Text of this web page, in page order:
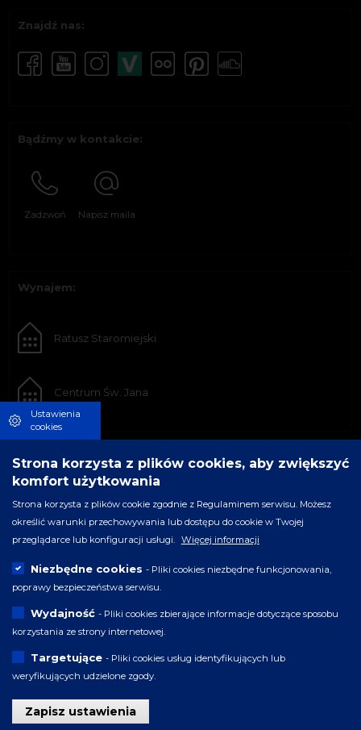
Znajdź nas:
Bądźmy w kontakcie:
Zadzwoń Napisz maila
Wynajem:
Ratusz Staromiejski
Centrum Św. Jana
Ustawienia
cookies
Strona korzysta z plików cookies, aby zwiększyć
komfort użytkowania
Strona korzysta z plików cookie zgodnie z Regulaminem serwisu. Możesz
określić warunki przechowywania lub dostępu do cookie w Twojej
przeglądarce lub konfiguracji usługi.
Więcej informacji
Niezbędne cookies - Pliki cookies niezbędne funkcjonowania,
poprawy bezpieczeństwa serwisu.
Wydajność - Pliki cookies zbierające informacje dotyczące sposobu
korzystania ze strony internetowej.
Targetujące - Pliki cookies usług identyfikujących lub
weryfikujących udzielone zgody.
Zapisz ustawienia